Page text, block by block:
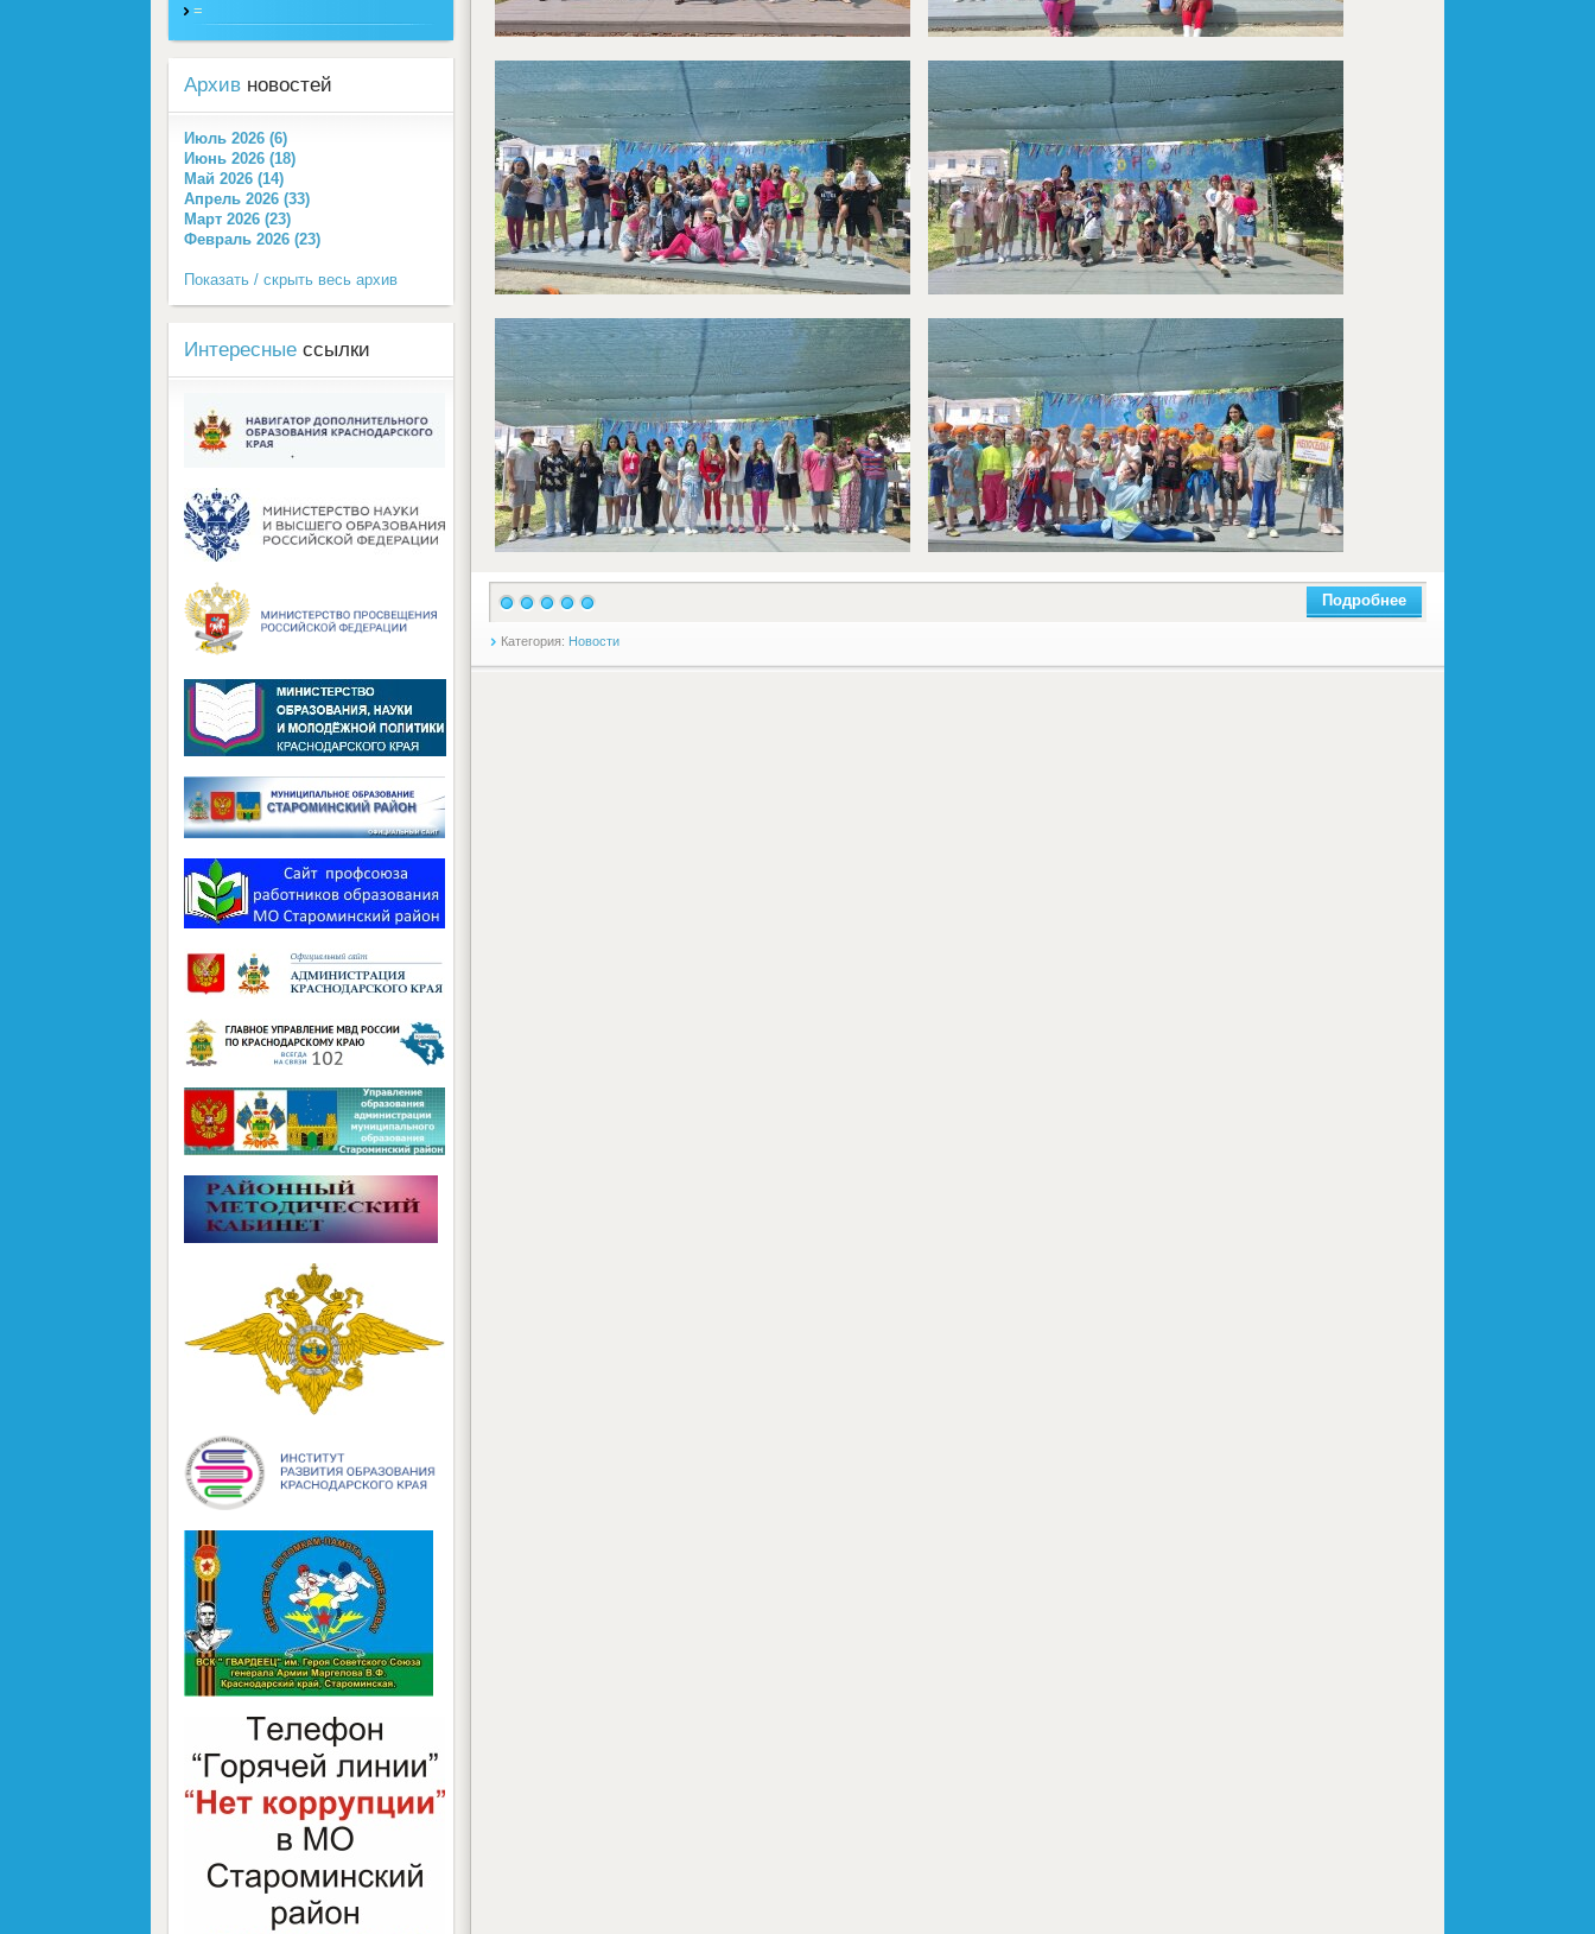
Подробнее
Категория: Новости
=
Архив новостей
Июль 2026 (6)
Июнь 2026 (18)
Май 2026 (14)
Апрель 2026 (33)
Март 2026 (23)
Февраль 2026 (23)
Показать / скрыть весь архив
Интересные ссылки